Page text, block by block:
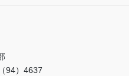
94）4637